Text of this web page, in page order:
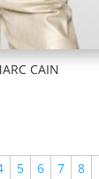
CAIN
5 6 7 8